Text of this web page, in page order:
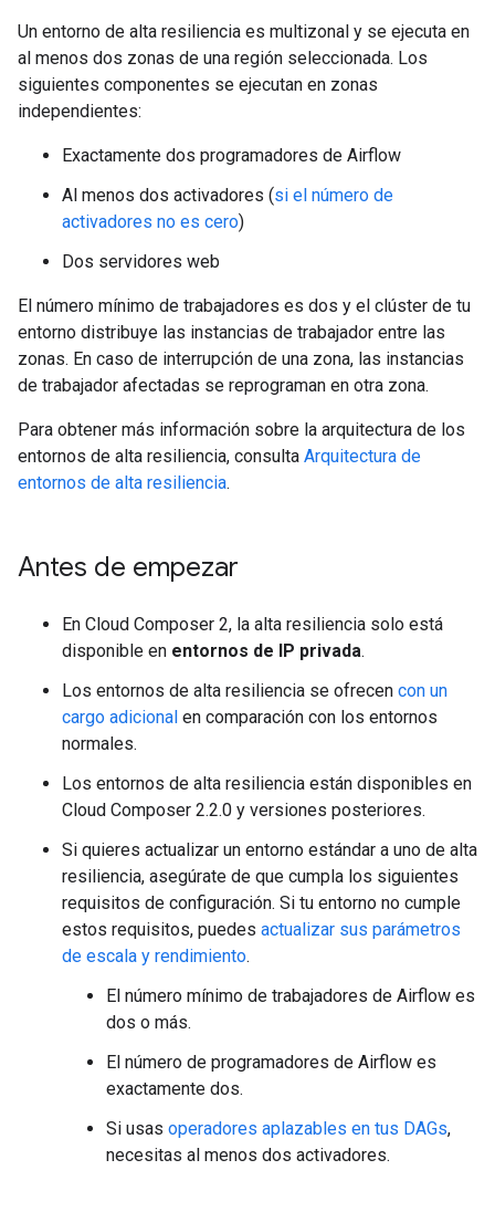
Un entorno de alta resiliencia es multizonal y se ejecuta en
al menos dos zonas de una región seleccionada. Los
siguientes componentes se ejecutan en zonas
independientes:
Exactamente dos programadores de Airflow
Al menos dos activadores (si el número de
activadores no es cero)
Dos servidores web
El número mínimo de trabajadores es dos y el clúster de tu
entorno distribuye las instancias de trabajador entre las
zonas. En caso de interrupción de una zona, las instancias
de trabajador afectadas se reprograman en otra zona.
Para obtener más información sobre la arquitectura de los
entornos de alta resiliencia, consulta Arquitectura de
entornos de alta resiliencia.
Antes de empezar
En Cloud Composer 2, la alta resiliencia solo está
disponible en entornos de IP privada.
Los entornos de alta resiliencia se ofrecen con un
cargo adicional en comparación con los entornos
normales.
Los entornos de alta resiliencia están disponibles en
Cloud Composer 2.2.0 y versiones posteriores.
Si quieres actualizar un entorno estándar a uno de alta
resiliencia, asegúrate de que cumpla los siguientes
requisitos de configuración. Si tu entorno no cumple
estos requisitos, puedes actualizar sus parámetros
de escala y rendimiento.
El número mínimo de trabajadores de Airflow es
dos o más.
El número de programadores de Airflow es
exactamente dos.
Si usas operadores aplazables en tus DAGs,
necesitas al menos dos activadores.